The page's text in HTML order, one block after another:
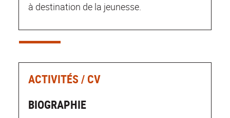
à destination de la jeunesse.
ACTIVITÉS / CV
BIOGRAPHIE